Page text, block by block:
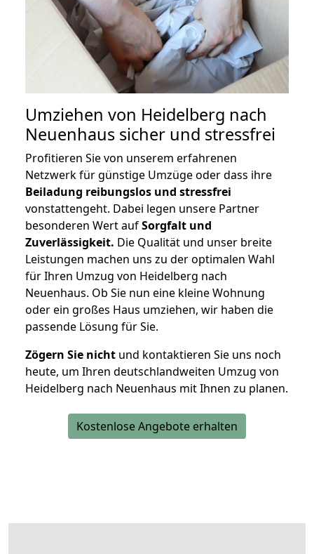
Umziehen von Heidelberg nach
Neuenhaus sicher und stressfrei
Profitieren Sie von unserem erfahrenen
Netzwerk für günstige Umzüge oder dass ihre
Beiladung reibungslos und stressfrei
vonstattengeht. Dabei legen unsere Partner
besonderen Wert aufSorgfalt und
Zuverlässigkeit. Die Qualität und unser breite
Leistungen machen uns zu der optimalen Wahl
für Ihren Umzug von Heidelberg nach
Neuenhaus. Ob Sie nun eine kleine Wohnung
oder ein großes Haus umziehen, wir haben die
passende Lösung für Sie.
Zögern Sie nicht und kontaktieren Sie uns noch
heute, um Ihren deutschlandweiten Umzug von
Heidelberg nach Neuenhaus mit Ihnen zu planen.
Kostenlose Angebote erhalten